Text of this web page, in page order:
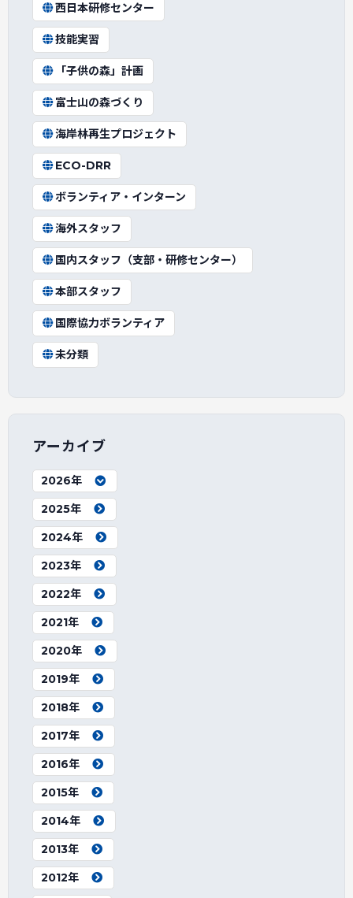
西日本研修センター
技能実習
「子供の森」計画
富士山の森づくり
海岸林再生プロジェクト
ECO-DRR
ボランティア・インターン
海外スタッフ
国内スタッフ（支部・研修センター）
本部スタッフ
国際協力ボランティア
未分類
アーカイブ
2026年
2025年
2024年
2023年
2022年
2021年
2020年
2019年
2018年
2017年
2016年
2015年
2014年
2013年
2012年